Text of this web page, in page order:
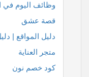
وظائف اليوم في
قصة عشق
دليل المواقع |
متجر العناية
كود خصم نون